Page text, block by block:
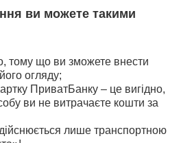
ви можете такими
тому що ви зможете внести
огляду;
ПриватБанку – це вигідно,
ви не витрачаєте кошти за
лише транспортною